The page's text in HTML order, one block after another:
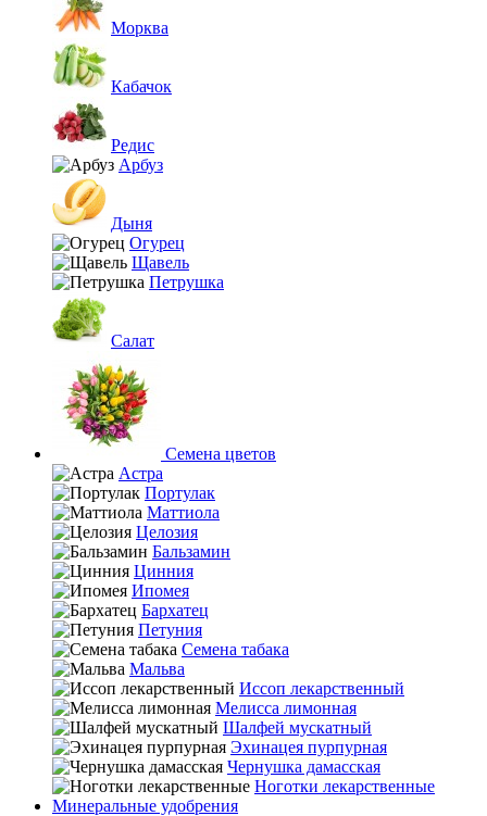
Морква
Кабачок
Редис
Арбуз
Дыня
Огурец
Щавель
Петрушка
Салат
Семена цветов
Астра
Портулак
Маттиола
Целозия
Бальзамин
Цинния
Ипомея
Бархатец
Петуния
Семена табака
Мальва
Иссоп лекарственный
Мелисса лимонная
Шалфей мускатный
Эхинацея пурпурная
Чернушка дамасская
Ноготки лекарственные
Минеральные удобрения